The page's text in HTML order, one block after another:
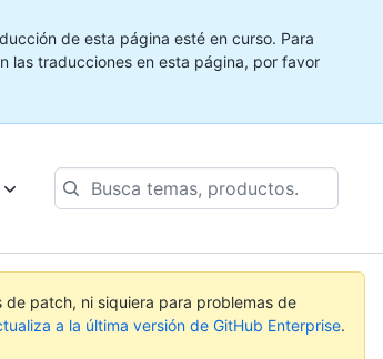
de esta página esté en curso. Para
las traducciones en esta página, por favor
Busca
temas,
de patch, ni siquiera para problemas de
a la última versión de GitHub Enterprise.